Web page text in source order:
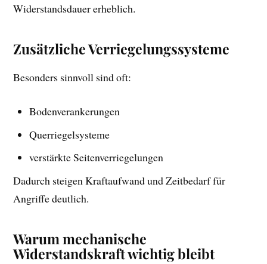
Widerstandsdauer erheblich.
Zusätzliche Verriegelungssysteme
Besonders sinnvoll sind oft:
Bodenverankerungen
Querriegelsysteme
verstärkte Seitenverriegelungen
Dadurch steigen Kraftaufwand und Zeitbedarf für
Angriffe deutlich.
Warum mechanische
Widerstandskraft wichtig bleibt